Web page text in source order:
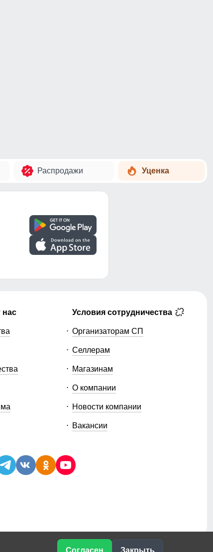
Согласен Закрыть
Распродажи Уценка
Условия сотрудничества
Организаторам СП
Селлерам
Магазинам
О компании
Новости компании
Вакансии